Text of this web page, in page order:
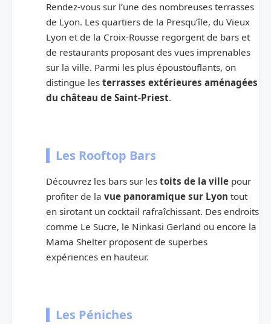
Rendez-vous sur l’une des nombreuses terrasses
de Lyon. Les quartiers de la Presqu’île, du Vieux
Lyon et de la Croix-Rousse regorgent de bars et
de restaurants proposant des vues imprenables
sur la ville. Parmi les plus époustouflants, on
distingue les terrasses extérieures aménagées
du château de Saint-Priest.
Les Rooftop Bars
Découvrez les bars sur les toits de la ville pour
profiter de la vue panoramique sur Lyon tout
en sirotant un cocktail rafraîchissant. Des endroits
comme Le Sucre, le Ninkasi Gerland ou encore la
Mama Shelter proposent de superbes
expériences en hauteur.
Les Péniches